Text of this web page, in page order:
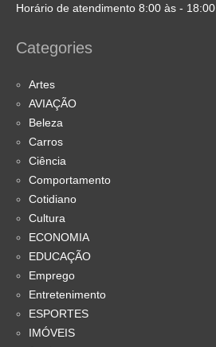
Horário de atendimento 8:00 às - 18:00
Categories
Artes
AVIAÇÃO
Beleza
Carros
Ciência
Comportamento
Cotidiano
Cultura
ECONOMIA
EDUCAÇÃO
Emprego
Entretenimento
ESPORTES
IMÓVEIS